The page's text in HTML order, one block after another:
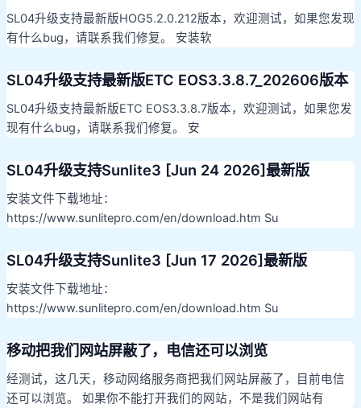
SL04升级支持最新版HOG5.2.0.212版本，欢迎测试，如果您发现
有什么bug，请联系我们修复。 安装软
SL04升级支持最新版ETC EOS3.3.8.7_202606版本
SL04升级支持最新版ETC EOS3.3.8.7版本，欢迎测试，如果您发
现有什么bug，请联系我们修复。 安
SL04升级支持Sunlite3 [Jun 24 2026]最新版
安装文件下载地址：
https://www.sunlitepro.com/en/download.htm Su
SL04升级支持Sunlite3 [Jun 17 2026]最新版
安装文件下载地址：
https://www.sunlitepro.com/en/download.htm Su
移动把我们网站屏蔽了，电信还可以浏览
经测试，这几天，移动网络服务商把我们网站屏蔽了，目前电信
还可以浏览。 如果你不能打开我们的网站，不是我们网站有